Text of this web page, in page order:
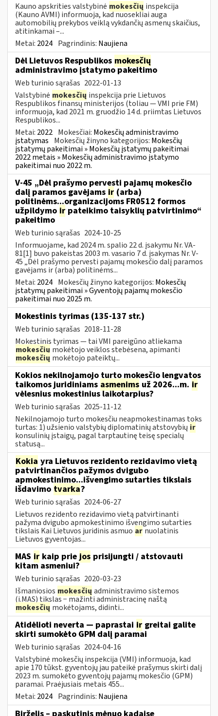
Kauno apskrities valstybinė mokesčių inspekcija
(Kauno AVMI) informuoja, kad nuosekliai auga
automobilių prekybos veiklą vykdančių asmenų skaičius,
atitinkamai –...
Metai: 2024 Pagrindinis: Naujiena
Dėl Lietuvos Respublikos mokesčių
administravimo įstatymo pakeitimo
Web turinio sąrašas 2022-01-13
Valstybinė mokesčių inspekcija prie Lietuvos
Respublikos finansų ministerijos (toliau — VMI prie FM)
informuoja, kad 2021 m. gruodžio 14 d. priimtas Lietuvos
Respublikos...
Metai: 2022 Mokesčiai: Mokesčių administravimo
įstatymas Mokesčių žinyno kategorijos: Mokesčių
įstatymų pakeitimai » Mokesčių įstatymų pakeitimai
2022 metais » Mokesčių administravimo įstatymo
pakeitimai nuo 2022 m.
V-45 „Dėl prašymo pervesti pajamų mokesčio
dalį paramos gavėjams ir (arba)
politinėms...organizacijoms FR0512 formos
užpildymo ir pateikimo taisyklių patvirtinimo“
pakeitimo
Web turinio sąrašas 2024-10-25
Informuojame, kad 2024 m. spalio 22 d. įsakymu Nr. VA-
81[1] buvo pakeistas 2003 m. vasario 7 d. įsakymas Nr. V-
45 „Dėl prašymo pervesti pajamų mokesčio dalį paramos
gavėjams ir (arba) politinėms...
Metai: 2024 Mokesčių žinyno kategorijos: Mokesčių
įstatymų pakeitimai » Gyventojų pajamų mokesčio
pakeitimai nuo 2025 m.
Mokestinis tyrimas (135-137 str.)
Web turinio sąrašas 2018-11-28
Mokestinis tyrimas — tai VMI pareigūno atliekama
mokesčių mokėtojo veiklos stebėsena, apimanti
mokesčių mokėtojo pateiktų...
Kokios nekilnojamojo turto mokesčio lengvatos
taikomos juridiniams asmenims už 2026...m. ir
vėlesnius mokestinius laikotarpius?
Web turinio sąrašas 2025-11-12
Nekilnojamojo turto mokesčiu neapmokestinamas toks
turtas: 1) užsienio valstybių diplomatinių atstovybių ir
konsulinių įstaigų, pagal tarptautinę teisę specialų
statusą...
Kokia yra Lietuvos rezidento rezidavimo vietą
patvirtinančios pažymos dvigubo
apmokestinimo...išvengimo sutarties tikslais
išdavimo tvarka?
Web turinio sąrašas 2024-06-27
Lietuvos rezidento rezidavimo vietą patvirtinanti
pažyma dvigubo apmokestinimo išvengimo sutarties
tikslais Kai Lietuvos juridinis asmuo ar nuolatinis
Lietuvos gyventojas...
MAS ir kaip prie jos prisijungti / atstovauti
kitam asmeniui?
Web turinio sąrašas 2020-03-23
Išmaniosios mokesčių administravimo sistemos
(i.MAS) tikslas − mažinti administracinę naštą
mokesčių mokėtojams, didinti...
Atidėlioti neverta — paprastai ir greitai galite
skirti sumokėto GPM dalį paramai
Web turinio sąrašas 2024-04-16
Valstybinė mokesčių inspekcija (VMI) informuoja, kad
apie 170 tūkst. gyventojų jau pateikė prašymus skirti dalį
2023 m. sumokėto gyventojų pajamų mokesčio (GPM)
paramai. Praėjusiais metais 455...
Metai: 2024 Pagrindinis: Naujiena
Birželis – paskutinis mėnuo kadaise